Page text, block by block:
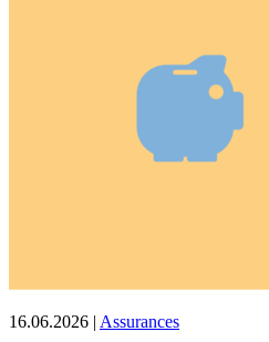
16.06.2026 | Assurances